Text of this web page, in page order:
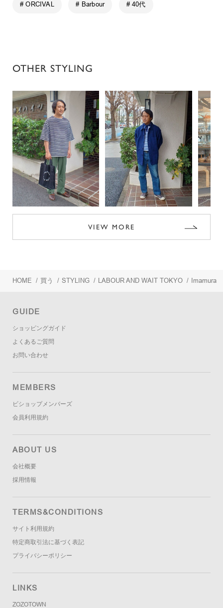
# ORCIVAL # Barbour # 40代
OTHER STYLING
VIEW MORE
HOME / 買う / STYLING / LABOUR AND WAIT TOKYO / Imamura
GUIDE
ショッピングガイド
よくあるご質問
お問い合わせ
MEMBERS
ビショップメンバーズ
会員利用規約
ABOUT US
会社概要
採用情報
TERMS&CONDITIONS
サイト利用規約
特定商取引法に基づく表記
プライバシーポリシー
LINKS
ZOZOTOWN